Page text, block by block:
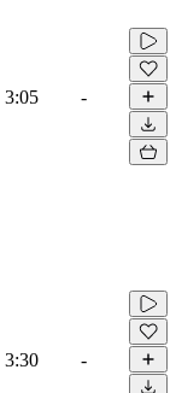
3:05 -
3:30 -